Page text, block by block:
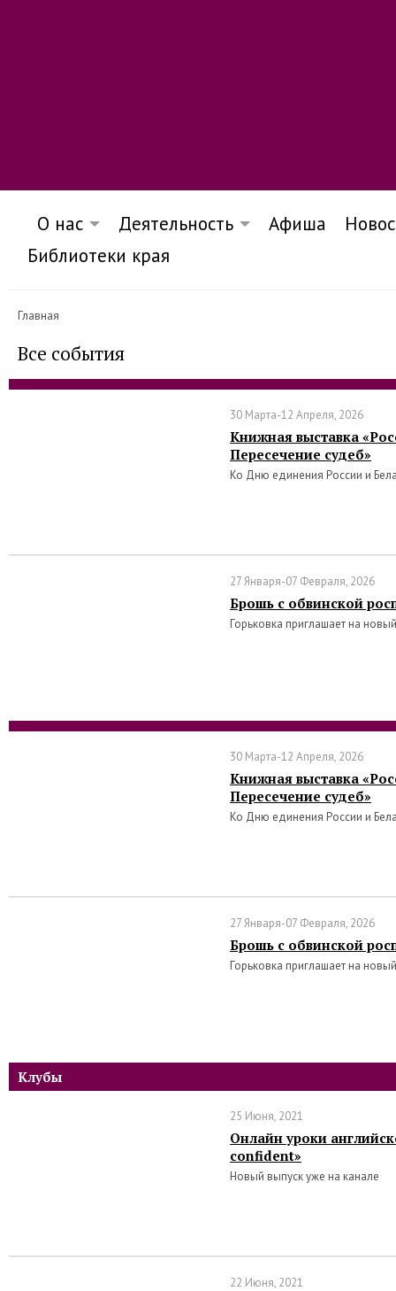
О нас Деятельность Афиша
Библиотеки края
Главная
Все события
30 Марта-12 Апреля, 2026
Книжная выставка
Пересечение судеб»
Ко Дню единения России и
27 Января-07 Февраля, 2026
Брошь с обвинской
Горьковка приглашает на
30 Марта-12 Апреля, 2026
Книжная выставка
Пересечение судеб»
Ко Дню единения России и
27 Января-07 Февраля, 2026
Брошь с обвинской
Горьковка приглашает на
Клубы
25 Июня, 2021
Онлайн уроки
confident»
Новый выпуск уже на канале
22 Июня, 2021